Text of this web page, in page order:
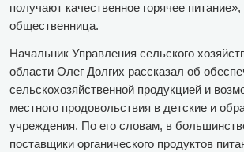
получают качественное горячее
общественница.
Начальник Управления сельского
области Олег Долгих рассказал об
сельскохозяйственной продукцией и
местного продовольствия в детские и
учреждения. По его словам, в
поставщики органического продуктов